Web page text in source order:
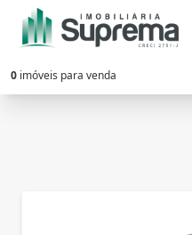
0 imóveis para venda